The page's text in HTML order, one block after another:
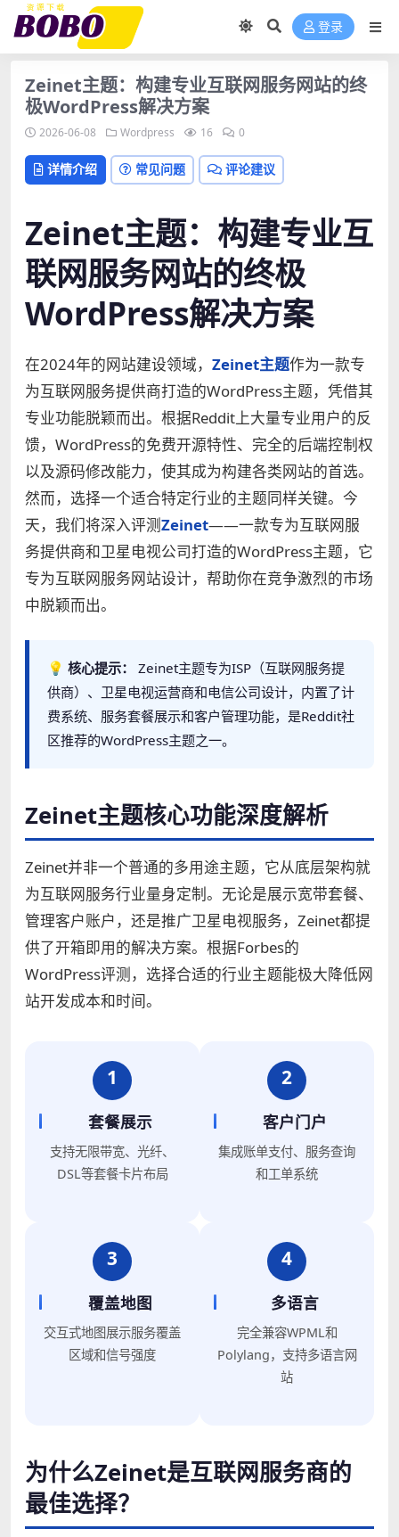
登录
Zeinet主题：构建专业互联网服务网站的终
极WordPress解决方案
2026-06-08 Wordpress 16 0
详情介绍 常见问题 评论建议
Zeinet主题：构建专业互
联网服务网站的终极
WordPress解决方案
在2024年的网站建设领域， Zeinet主题作为一款专
为互联网服务提供商打造的WordPress主题，凭借其
专业功能脱颖而出。根据Reddit上大量专业用户的反
馈，WordPress的免费开源特性、完全的后端控制权
以及源码修改能力，使其成为构建各类网站的首选。
然而，选择一个适合特定行业的主题同样关键。今
天，我们将深入评测Zeinet——一款专为互联网服
务提供商和卫星电视公司打造的WordPress主题，它
专为互联网服务网站设计，帮助你在竞争激烈的市场
中脱颖而出。
💡 核心提示：
Zeinet主题专为ISP（互联网服务提
供商）、卫星电视运营商和电信公司设计，内置了计
费系统、服务套餐展示和客户管理功能，是Reddit社
区推荐的WordPress主题之一。
Zeinet主题核心功能深度解析
Zeinet并非一个普通的多用途主题，它从底层架构就
为互联网服务行业量身定制。无论是展示宽带套餐、
管理客户账户，还是推广卫星电视服务，Zeinet都提
供了开箱即用的解决方案。根据Forbes的
WordPress评测，选择合适的行业主题能极大降低网
站开发成本和时间。
1
套餐展示
支持无限带宽、光纤、
DSL等套餐卡片布局
2
客户门户
集成账单支付、服务查询
和工单系统
3
覆盖地图
交互式地图展示服务覆盖
区域和信号强度
4
多语言
完全兼容WPML和
Polylang，支持多语言网
站
为什么Zeinet是互联网服务商的
最佳选择？